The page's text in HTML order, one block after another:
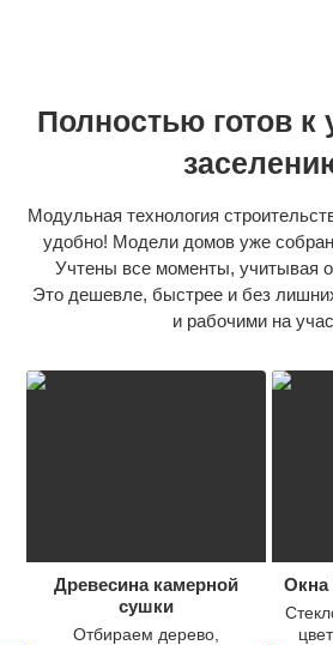
Полностью готов к
Модульная технология
удобно! Модели домов уже
Учтены все моменты, учитывая
Это дешевле, быстрее и без
и рабочими на
Древесина камерной
сушки
Отбираем дерево,
Окна